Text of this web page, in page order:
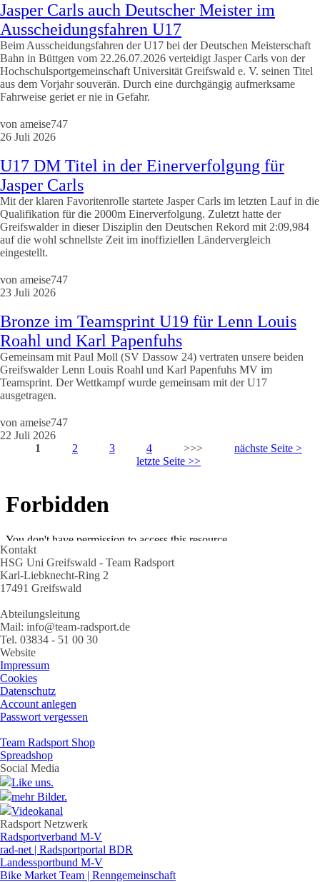
Jasper Carls auch Deutscher Meister im
Ausscheidungsfahren U17
Beim Ausscheidungsfahren der U17 bei der Deutschen Meisterschaft
Bahn in Büttgen vom 22.26.07.2026 verteidigt Jasper Carls von der
Hochschulsportgemeinschaft Universität Greifswald e. V. seinen Titel
aus dem Vorjahr souverän. Durch eine durchgängig aufmerksame
Fahrweise geriet er nie in Gefahr.
von ameise747
26 Juli 2026
U17 DM Titel in der Einerverfolgung für
Jasper Carls
Mit der klaren Favoritenrolle startete Jasper Carls im letzten Lauf in die
Qualifikation für die 2000m Einerverfolgung. Zuletzt hatte der
Greifswalder in dieser Disziplin den Deutschen Rekord mit 2:09,984
auf die wohl schnellste Zeit im inoffiziellen Ländervergleich
eingestellt.
von ameise747
23 Juli 2026
Bronze im Teamsprint U19 für Lenn Louis
Roahl und Karl Papenfuhs
Gemeinsam mit Paul Moll (SV Dassow 24) vertraten unsere beiden
Greifswalder Lenn Louis Roahl und Karl Papenfuhs MV im
Teamsprint. Der Wettkampf wurde gemeinsam mit der U17
ausgetragen.
von ameise747
22 Juli 2026
Seiten
1 2 3 4 >>>
nächste Seite >
letzte Seite >>
Kontakt
HSG Uni Greifswald - Team Radsport
Karl-Liebknecht-Ring 2
17491 Greifswald
Abteilungsleitung
Mail: info@team-radsport.de
Tel. 03834 - 51 00 30
Website
Impressum
Cookies
Datenschutz
Account anlegen
Passwort vergessen
Team Radsport Shop
Spreadshop
Social Media
Like uns.
mehr Bilder.
Videokanal
Radsport Netzwerk
Radsportverband M-V
rad-net | Radsportportal BDR
Landessportbund M-V
Bike Market Team | Renngemeinschaft